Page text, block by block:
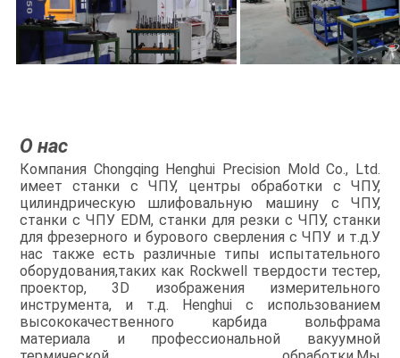
О нас
Компания Chongqing Henghui Precision Mold Co., Ltd.
имеет станки с ЧПУ, центры обработки с ЧПУ,
цилиндрическую шлифовальную машину с ЧПУ,
станки с ЧПУ EDM, станки для резки с ЧПУ, станки
для фрезерного и бурового сверления с ЧПУ и т.д.У
нас также есть различные типы испытательного
оборудования,таких как Rockwell твердости тестер,
проектор, 3D изображения измерительного
инструмента, и т.д. Henghui с использованием
высококачественного карбида вольфрама
материала и профессиональной вакуумной